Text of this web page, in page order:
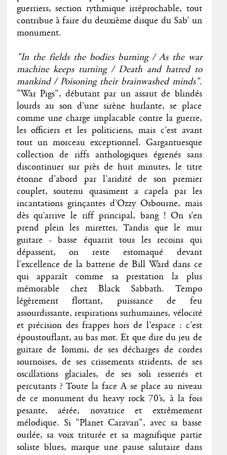
guerriers, section rythmique irréprochable, tout
contribue à faire du deuxième disque du Sab’ un
monument.
"In the fields the bodies burning / As the war
machine keeps turning / Death and hatred to
mankind / Poisoning their brainwashed minds".
"War Pigs", débutant par un assaut de blindés
lourds au son d’une sirène hurlante, se place
comme une charge implacable contre la guerre,
les officiers et les politiciens, mais c’est avant
tout un morceau exceptionnel. Gargantuesque
collection de riffs anthologiques égrenés sans
discontinuer sur près de huit minutes, le titre
étonne d’abord par l’aridité de son premier
couplet, soutenu quasiment a capela par les
incantations grinçantes d’Ozzy Osbourne, mais
dès qu’arrive le riff principal, bang ! On s’en
prend plein les mirettes. Tandis que le mur
guitare - basse équarrit tous les recoins qui
dépassent, on reste estomaqué devant
l’excellence de la batterie de Bill Ward dans ce
qui apparaît comme sa prestation la plus
mémorable chez Black Sabbath. Tempo
légèrement flottant, puissance de feu
assourdissante, respirations surhumaines, vélocité
et précision des frappes hors de l’espace : c’est
époustouflant, au bas mot. Et que dire du jeu de
guitare de Iommi, de ses décharges de cordes
sournoises, de ses crissements stridents, de ses
oscillations glaciales, de ses soli resserrés et
percutants ? Toute la face A se place au niveau
de ce monument du heavy rock 70’s, à la fois
pesante, aérée, novatrice et extrêmement
mélodique. Si "Planet Caravan", avec sa basse
ourlée, sa voix triturée et sa magnifique partie
soliste blues, marque une pause salutaire dans